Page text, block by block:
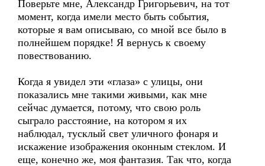
Поверьте мне, Александр Григорьевич, на тот
момент, когда имели место быть события,
которые я вам описываю, со мной все было в
полнейшем порядке! Я вернусь к своему
повествованию.
Когда я увидел эти «глаза» с улицы, они
показались мне такими живыми, как мне
сейчас думается, потому, что свою роль
сыграло расстояние, на котором я их
наблюдал, тусклый свет уличного фонаря и
искажение изображения оконным стеклом. И
еще, конечно же, моя фантазия. Так что, когда